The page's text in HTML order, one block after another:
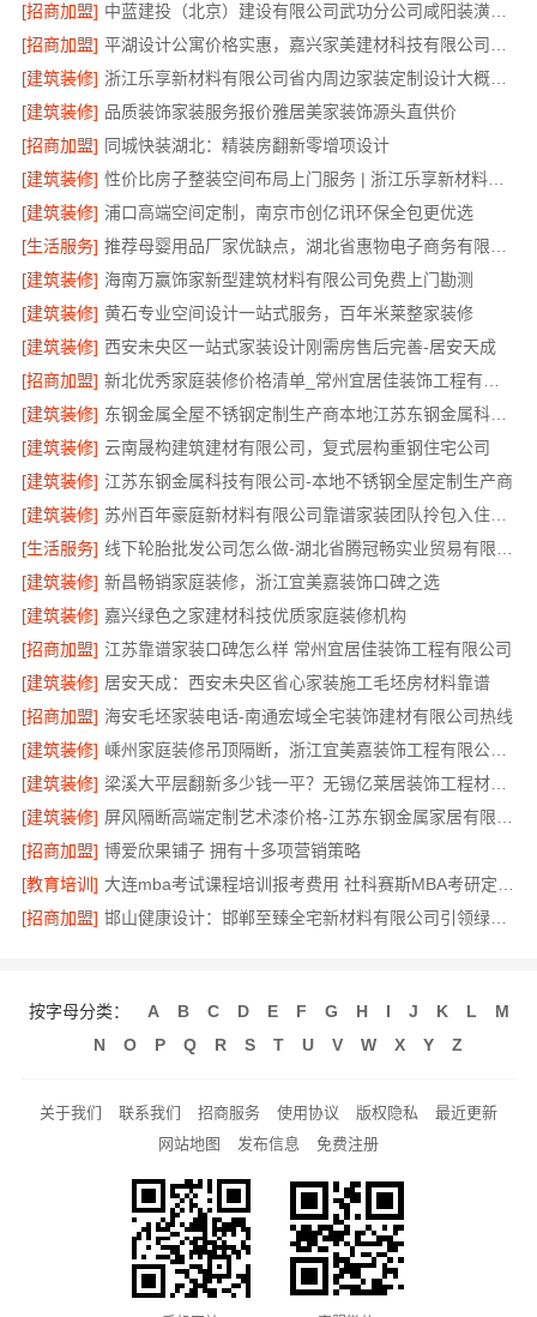
[招商加盟]
中蓝建投（北京）建设有限公司武功分公司咸阳装潢专业家装全包透明
[招商加盟]
[建筑装修]
浙江乐享新材料有限公司省内周边家装定制设计大概报价
[建筑装修] 品质装饰家装服务报价雅居美家装饰源头直供价
[招商加盟] 同城快装湖北：精装房翻新零增项设计
[建筑装修]
性价比房子整装空间布局上门服务 | 浙江乐享新材料有限公司
[建筑装修] 浦口高端空间定制，南京市创亿讯环保全包更优选
[生活服务]
[建筑装修] 海南万赢饰家新型建筑材料有限公司免费上门勘测
[建筑装修] 黄石专业空间设计一站式服务，百年米莱整家装修
[建筑装修] 西安未央区一站式家装设计刚需房售后完善-居安天成
[招商加盟]
[建筑装修]
东钢金属全屋不锈钢定制生产商本地江苏东钢金属科技有限公司
[建筑装修] 云南晟构建筑建材有限公司，复式层构重钢住宅公司
[建筑装修] 江苏东钢金属科技有限公司-本地不锈钢全屋定制生产商
[建筑装修]
苏州百年豪庭新材料有限公司靠谱家装团队拎包入住服务
[生活服务]
[建筑装修] 新昌畅销家庭装修，浙江宜美嘉装饰口碑之选
[建筑装修] 嘉兴绿色之家建材科技优质家庭装修机构
[招商加盟] 江苏靠谱家装口碑怎么样 常州宜居佳装饰工程有限公司
[建筑装修] 居安天成：西安未央区省心家装施工毛坯房材料靠谱
[招商加盟] 海安毛坯家装电话-南通宏域全宅装饰建材有限公司热线
[建筑装修]
嵊州家庭装修吊顶隔断，浙江宜美嘉装饰工程有限公司专业施工
[建筑装修]
梁溪大平层翻新多少钱一平？无锡亿莱居装饰工程材料有限公司为您解答
[建筑装修]
[招商加盟] 博爱欣果铺子 拥有十多项营销策略
[教育培训]
[招商加盟]
邯山健康设计：邯郸至臻全宅新材料有限公司引领绿色装修新风尚
按字母分类： A B C D E F G H I J K L
M
N
O P Q R S T U V W X Y Z
关于我们 联系我们 招商服务 使用协议 版权隐私
最近更新
网站地图
发布信息 免费注册